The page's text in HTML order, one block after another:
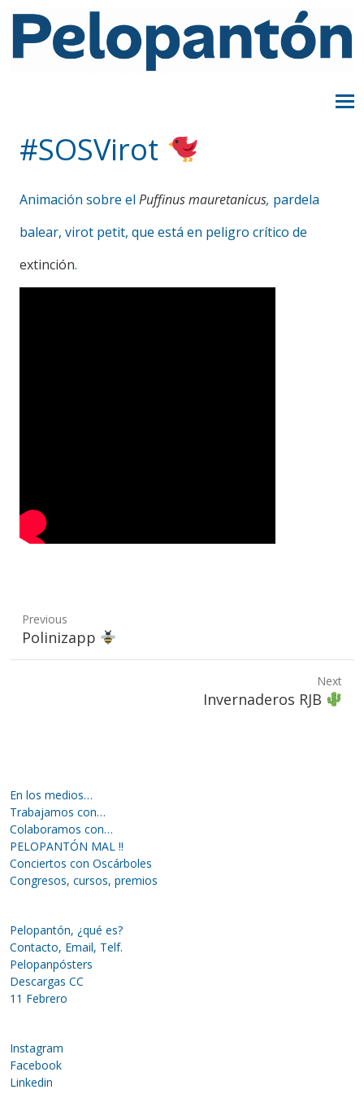
#SOSVirot
Animación sobre el Puffinus mauretanicus, pardela
balear, virot petit, que está en peligro crítico de
extinción.
Previous
Previous
post:
Polinizapp
Next
Invernaderos RJB
En los medios…
Trabajamos con…
Colaboramos con…
PELOPANTÓN MAL !!
Conciertos con Oscárboles
Congresos, cursos, premios
Pelopantón, ¿qué es?
Contacto, Email, Telf.
Pelopanpósters
Descargas CC
11 Febrero
Instagram
Facebook
Linkedin